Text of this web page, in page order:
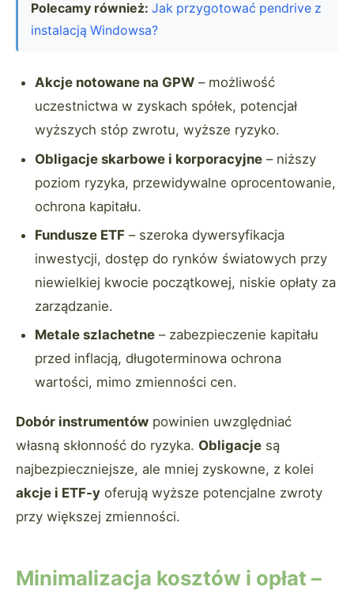
Polecamy również: Jak przygotować pendrive z
instalacją Windowsa?
Akcje notowane na GPW – możliwość
uczestnictwa w zyskach spółek, potencjał
wyższych stóp zwrotu, wyższe ryzyko.
Obligacje skarbowe i korporacyjne – niższy
poziom ryzyka, przewidywalne oprocentowanie,
ochrona kapitału.
Fundusze ETF – szeroka dywersyfikacja
inwestycji, dostęp do rynków światowych przy
niewielkiej kwocie początkowej, niskie opłaty za
zarządzanie.
Metale szlachetne – zabezpieczenie kapitału
przed inflacją, długoterminowa ochrona
wartości, mimo zmienności cen.
Dobór instrumentów powinien uwzględniać
własną skłonność do ryzyka. Obligacje są
najbezpieczniejsze, ale mniej zyskowne, z kolei
akcje i ETF-y oferują wyższe potencjalne zwroty
przy większej zmienności.
Minimalizacja kosztów i opłat –